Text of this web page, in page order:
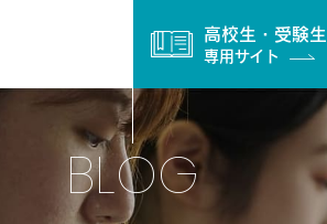
高校生・受験生
専用サイト
BLOG